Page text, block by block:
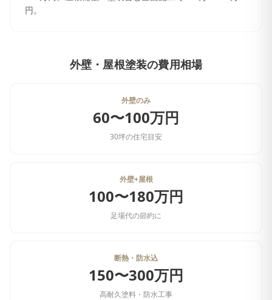
円。
外壁・屋根塗装の費用相場
外壁のみ
60〜100万円
30坪の住宅目安
外壁+屋根
100〜180万円
足場代の節約に
断熱・防水込
150〜300万円
高耐久塗料・防水工事